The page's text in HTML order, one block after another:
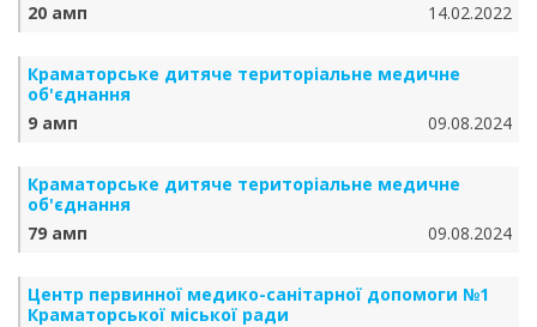
20 амп
14.02.2022
Краматорське дитяче територіальне медичне
об'єднання
9 амп
09.08.2024
Краматорське дитяче територіальне медичне
об'єднання
79 амп
09.08.2024
Центр первинної медико-санітарної допомоги №1
Краматорської міської ради